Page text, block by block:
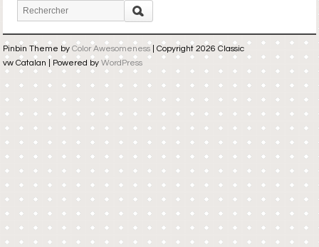
Pinbin Theme by Color Awesomeness | Copyright 2026 Classic
vw Catalan | Powered by WordPress